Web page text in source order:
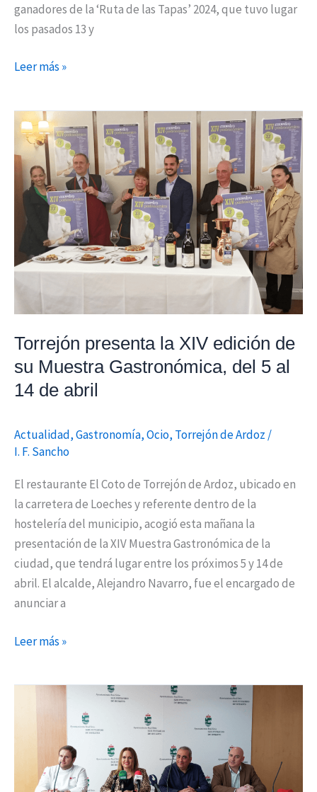
ganadores de la ‘Ruta de las Tapas’ 2024, que tuvo lugar
los pasados 13 y
Leer más »
Torrejón presenta la XIV edición de
su Muestra Gastronómica, del 5 al
14 de abril
Actualidad,Gastronomía,Ocio, Torrejón de Ardoz /
I. F. Sancho
El restaurante El Coto de Torrejón de Ardoz, ubicado en
la carretera de Loeches y referente dentro de la
hostelería del municipio, acogió esta mañana la
presentación de la XIV Muestra Gastronómica de la
ciudad, que tendrá lugar entre los próximos 5 y 14 de
abril. El alcalde, Alejandro Navarro, fue el encargado de
anunciar a
Torrejón
presenta
la
XIV
edición
de
su
Muestra
Gastronómica,
5
al
de
abril
Leer más »
Tapas’